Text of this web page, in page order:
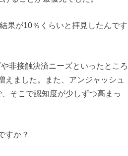
果が10％くらいと拝見したんです
非接触決済ニーズといったところ
ました。また、アンジャッシュ
そこで認知度が少しずつ高まっ
すか？